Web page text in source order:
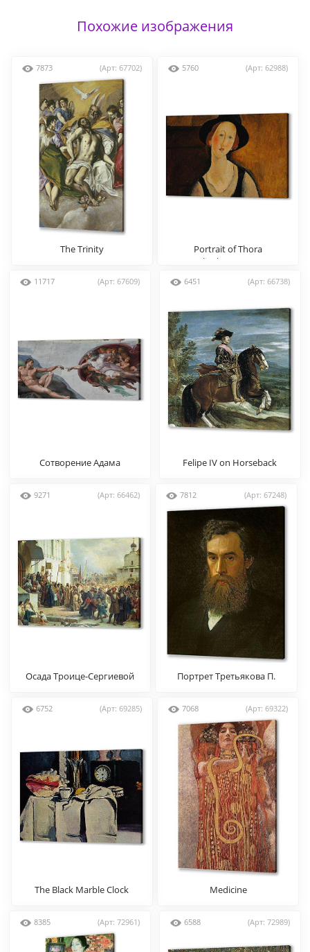
Похожие изображения
7873 (Арт: 67702)
The Trinity
5760 (Арт: 62988)
Portrait of Thora
Klinckowstrom
11717 (Арт: 67609)
Сотворение Адама
6451 (Арт: 66738)
Felipe IV on Horseback
9271 (Арт: 66462)
Осада Троице-Cергиевой
7812 (Арт: 67248)
Портрет Третьякова П.
6752 (Арт: 69285)
The Black Marble Clock
7068 (Арт: 69322)
Medicine
8385 (Арт: 72961) 6588 (Арт: 72989)